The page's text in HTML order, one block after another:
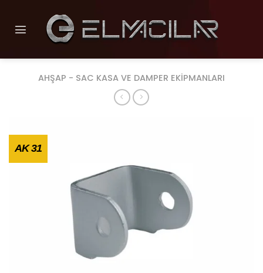
atla
AHŞAP - SAC KASA VE DAMPER EKİPMANLARI
AK 31